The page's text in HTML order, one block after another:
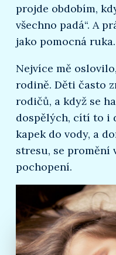
projde obdobím,
všechno padá“. A
jako pomocná ruka.
Nejvíce mě
rodině. Děti často
rodičů, a když se
dospělých, cítí to i
kapek do vody, a
stresu, se promění
pochopení.